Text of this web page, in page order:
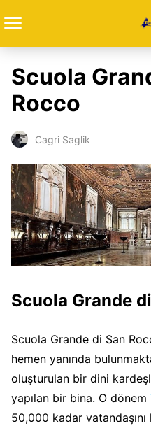
Scuola
Rocco
Cagri Saglik
Scuola Grande
Scuola Grande di San
hemen yanında
oluşturulan bir dini
yapılan bir bina. O dönem
50,000 kadar